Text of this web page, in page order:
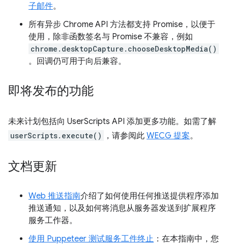
子邮件。
所有异步 Chrome API 方法都支持 Promise，以便于
使用，除非函数签名与 Promise 不兼容，例如
chrome.desktopCapture.chooseDesktopMedia()
。回调仍可用于向后兼容。
即将发布的功能
未来计划包括向 UserScripts API 添加更多功能。如需了解
userScripts.execute() ，请参阅此 WECG 提案。
文档更新
Web 推送指南介绍了如何使用任何推送提供程序添加
推送通知，以及如何将消息从服务器发送到扩展程序
服务工作器。
使用 Puppeteer 测试服务工件终止 ：在本指南中，您